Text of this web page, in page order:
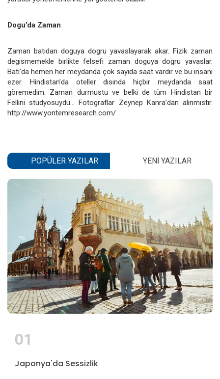
Dogu’da Zaman
Zaman batıdan doguya dogru yavaslayarak akar. Fizik zaman
degismemekle birlikte felsefi zaman doguya dogru yavaslar.
Batı’da hemen her meydanda çok sayıda saat vardır ve bu insanı
ezer. Hindistan’da oteller dısında hiçbir meydanda saat
göremedim. Zaman durmustu ve belki de tüm Hindistan bir
Fellini stüdyosuydu... Fotograflar Zeynep Kanra’dan alınmıstır.
http://www.yontemresearch.com/
POPÜLER YAZILAR YENI YAZILAR
01
Japonya'da Sessizlik